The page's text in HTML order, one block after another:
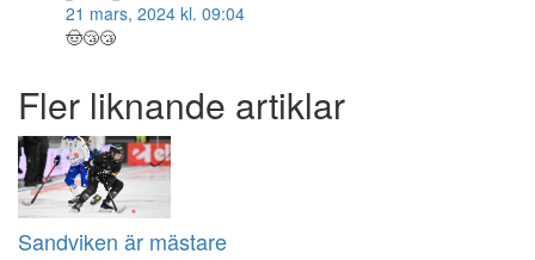
21 mars, 2024 kl. 09:04
🤠😴😴
Fler liknande artiklar
Sandviken är mästare